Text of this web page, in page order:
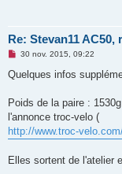
Re: Stevan11
M
s
g
n
o
n
u
30 nov. 2015, 09:22
Quelques infos
Poids de la paire :
l'annonce troc-velo (
http://www.troc-
Elles sortent de l'atelier